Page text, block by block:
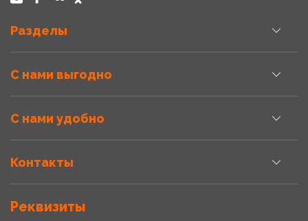
Разделы
С нами выгодно
С нами удобно
Контакты
Реквизиты